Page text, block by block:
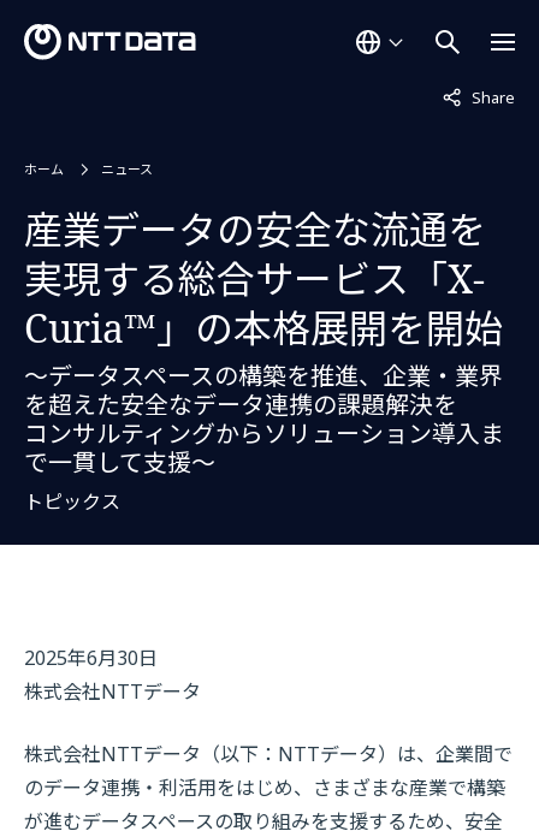
Share
非表示中
ホーム ニュース
産業データの安全な流通を
実現する総合サービス「X-
Curia™」の本格展開を開始
～データスペースの構築を推進、企業・業界
を超えた安全なデータ連携の課題解決を
コンサルティングからソリューション導入ま
で一貫して支援～
トピックス
2025年6月30日
株式会社NTTデータ
株式会社NTTデータ（以下：NTTデータ）は、企業間で
のデータ連携・利活用をはじめ、さまざまな産業で構築
が進むデータスペースの取り組みを支援するため、安全